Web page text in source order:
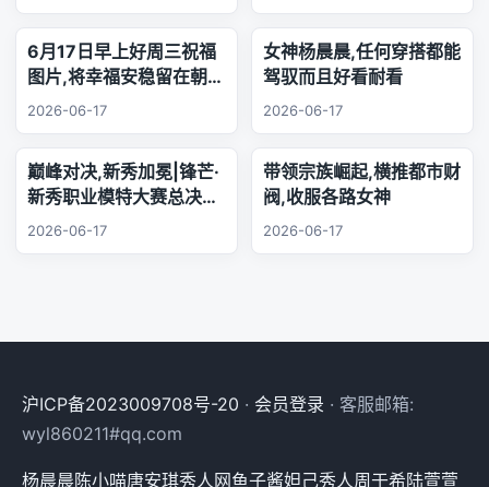
6月17日早上好周三祝福
图片,将幸福安稳留在朝夕
身旁,把珍贵友谊珍藏心
欢声笑语陪伴每日日常.
2026-06-17
女神杨晨晨,任何穿搭都能
驾驭而且好看耐看
2026-06-17
巅峰对决,新秀加冕|锋芒·
新秀职业模特大赛总决赛,
三幕秀场演绎极致美学
2026-06-17
带领宗族崛起,横推都市财
阀,收服各路女神
2026-06-17
沪ICP备2023009708号-20 · 会员登录 · 客服邮箱:
wyl860211#qq.com
杨晨晨陈小喵唐安琪秀人网鱼子酱妲己秀人周于希陆萱萱